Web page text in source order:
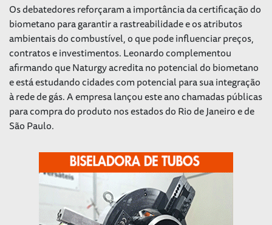
Os debatedores reforçaram a importância da certificação do
biometano para garantir a rastreabilidade e os atributos
ambientais do combustível, o que pode influenciar preços,
contratos e investimentos. Leonardo complementou
afirmando que Naturgy acredita no potencial do biometano
e está estudando cidades com potencial para sua integração
à rede de gás. A empresa lançou este ano chamadas públicas
para compra do produto nos estados do Rio de Janeiro e de
São Paulo.